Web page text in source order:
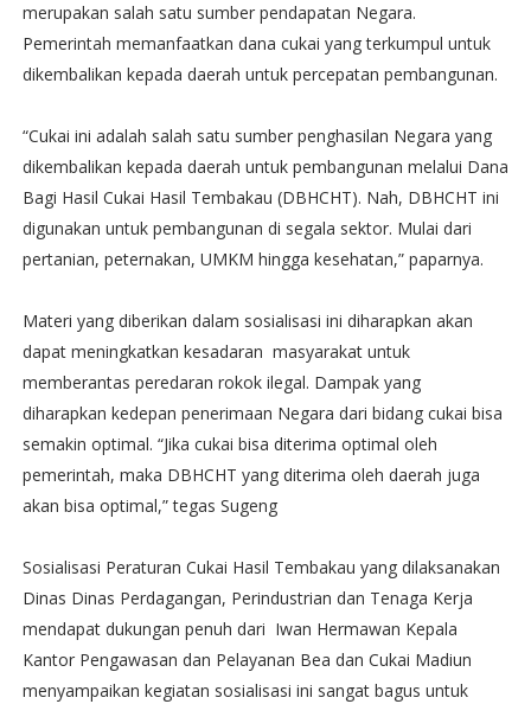
merupakan salah satu sumber pendapatan Negara.
Pemerintah memanfaatkan dana cukai yang terkumpul untuk
dikembalikan kepada daerah untuk percepatan pembangunan.
“Cukai ini adalah salah satu sumber penghasilan Negara yang
dikembalikan kepada daerah untuk pembangunan melalui Dana
Bagi Hasil Cukai Hasil Tembakau (DBHCHT). Nah, DBHCHT ini
digunakan untuk pembangunan di segala sektor. Mulai dari
pertanian, peternakan, UMKM hingga kesehatan,” paparnya.
Materi yang diberikan dalam sosialisasi ini diharapkan akan
dapat meningkatkan kesadaran masyarakat untuk
memberantas peredaran rokok ilegal. Dampak yang
diharapkan kedepan penerimaan Negara dari bidang cukai bisa
semakin optimal. “Jika cukai bisa diterima optimal oleh
pemerintah, maka DBHCHT yang diterima oleh daerah juga
akan bisa optimal,” tegas Sugeng
Sosialisasi Peraturan Cukai Hasil Tembakau yang dilaksanakan
Dinas Dinas Perdagangan, Perindustrian dan Tenaga Kerja
mendapat dukungan penuh dari Iwan Hermawan Kepala
Kantor Pengawasan dan Pelayanan Bea dan Cukai Madiun
menyampaikan kegiatan sosialisasi ini sangat bagus untuk